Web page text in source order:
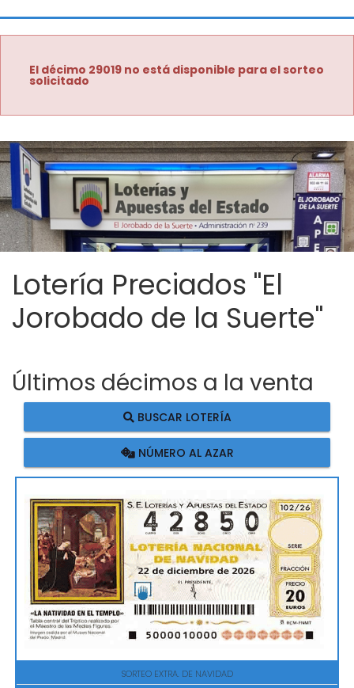
El décimo 29019 no está disponible para el sorteo
solicitado
Lotería Preciados "El
Jorobado de la Suerte"
Últimos décimos a la venta
BUSCAR LOTERÍA
NÚMERO AL AZAR
SORTEO EXTRA. DE NAVIDAD